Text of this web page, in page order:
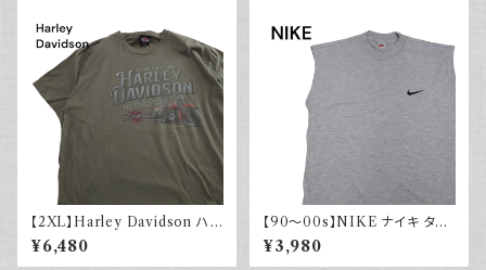
【2XL】Harley Davidson ハ
ーレーダビッドソン プリントTシ
ャツ 古着 カーキグリーン
¥6,480
【90～00s】NIKE ナイキ タン
クトップ ノースリーブ グレー 白
タグ
¥3,980